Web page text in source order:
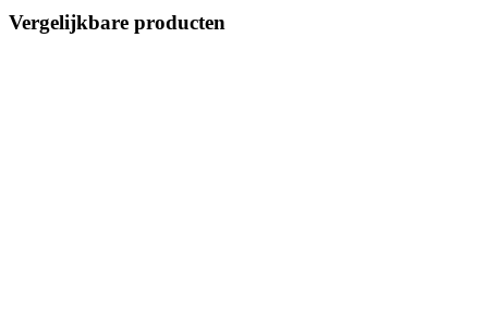
Vergelijkbare producten